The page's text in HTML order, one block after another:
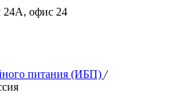
24А, офис 24
питания (ИБП) /